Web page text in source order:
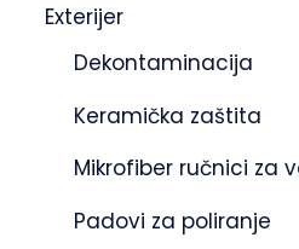
Exterijer
Dekontaminacija
Keramička zaštita
Mikrofiber ručnici za
Padovi za poliranje